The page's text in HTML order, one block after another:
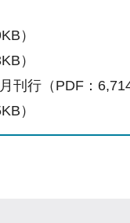
）
）
刊行（PDF：
）